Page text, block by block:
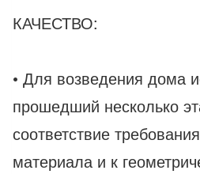
КАЧЕСТВО:
• Для возведения дома
прошедший несколько
соответствие
материала и к